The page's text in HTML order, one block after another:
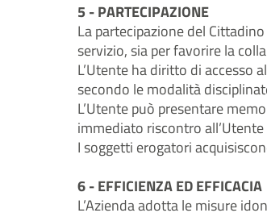
5 - PARTECIPAZIONE
La partecipazione del
servizio, sia per favorire la
L’Utente ha diritto di accesso
secondo le modalità
L’Utente può presentare
immediato riscontro
I soggetti erogatori
6 - EFFICIENZA ED EFFICACIA
L’Azienda adotta le misure